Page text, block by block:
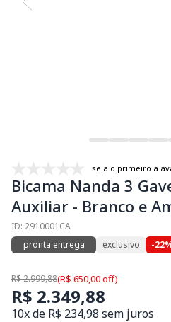
seja o primeiro a
Bicama Nanda 3
Auxiliar - Branco e
ID: 2910001CA
pronta entrega
exclusivo -
R$ 2.999,88(R$ 650,00 off)
R$ 2.349,88
10x de R$ 234,98 sem juros